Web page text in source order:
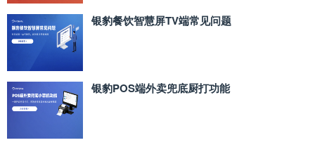
银豹餐饮智慧屏TV端常见问题
银豹POS端外卖兜底厨打功能